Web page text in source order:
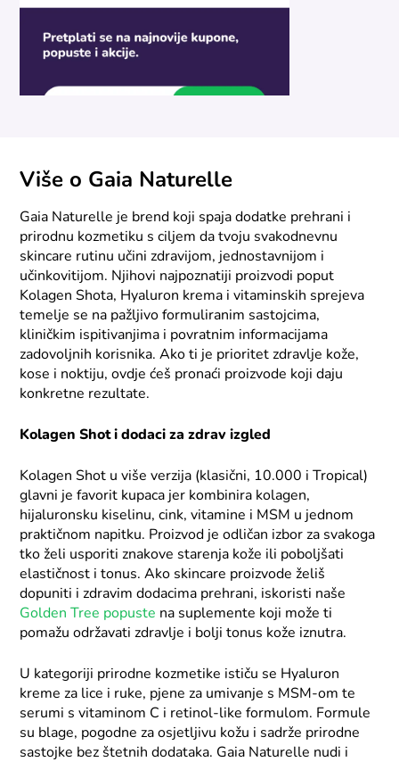
Više o Gaia Naturelle
Gaia Naturelle je brend koji spaja dodatke prehrani i
prirodnu kozmetiku s ciljem da tvoju svakodnevnu
skincare rutinu učini zdravijom, jednostavnijom i
učinkovitijom. Njihovi najpoznatiji proizvodi poput
Kolagen Shota, Hyaluron krema i vitaminskih sprejeva
temelje se na pažljivo formuliranim sastojcima,
kliničkim ispitivanjima i povratnim informacijama
zadovoljnih korisnika. Ako ti je prioritet zdravlje kože,
kose i noktiju, ovdje ćeš pronaći proizvode koji daju
konkretne rezultate.
Kolagen Shot i dodaci za zdrav izgled
Kolagen Shot u više verzija (klasični, 10.000 i Tropical)
glavni je favorit kupaca jer kombinira kolagen,
hijaluronsku kiselinu, cink, vitamine i MSM u jednom
praktičnom napitku. Proizvod je odličan izbor za svakoga
tko želi usporiti znakove starenja kože ili poboljšati
elastičnost i tonus. Ako skincare proizvode želiš
dopuniti i zdravim dodacima prehrani, iskoristi naše
Golden Tree popuste na suplemente koji može ti
pomažu održavati zdravlje i bolji tonus kože iznutra.
U kategoriji prirodne kozmetike ističu se Hyaluron
kreme za lice i ruke, pjene za umivanje s MSM-om te
serumi s vitaminom C i retinol-like formulom. Formule
su blage, pogodne za osjetljivu kožu i sadrže prirodne
sastojke bez štetnih dodataka. Gaia Naturelle nudi i